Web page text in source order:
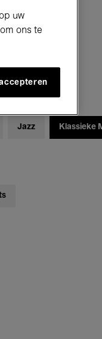
Jazz Klassieke
uw
ons te